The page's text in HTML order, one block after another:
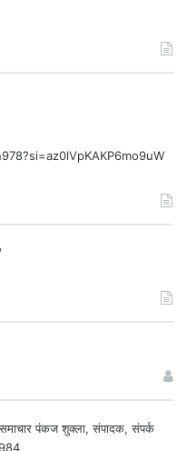
समाचार पंकज शुक्ला, संपादक, संपर्क